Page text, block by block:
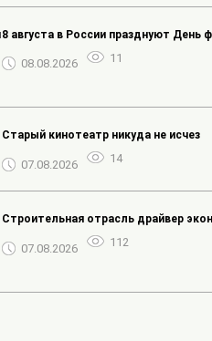
8 августа в России празднуют День
08.08.2026 11
Старый кинотеатр никуда не исчез
07.08.2026 14
Строительная отрасль драйвер
07.08.2026 112